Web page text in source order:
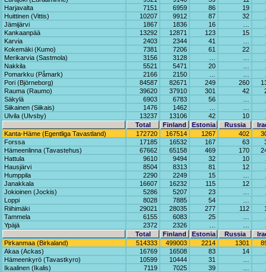
Harjavalta
7151 6959 86 19
Huittinen (Vittis)
10207 9912 87 32
Jämijärvi
1867 1836 16
Kankaanpää
13292 12871 123 15
Karvia
2403 2344 41
Kokemäki (Kumo)
7381 7206 61 22
Merikarvia (Sastmola)
3156 3128
Nakkila
5521 5471 20
Pomarkku (Påmark)
2166 2150
Pori (Björneborg)
84587 82671 249 260
Rauma (Raumo)
39620 37910 301 42
Säkylä
6903 6783 56
Siikainen (Siikais)
1476 1462
Ulvila (Ulvsby)
13237 13106 42 10
Total
Finland Estonia Russia
Kanta-Häme (Egentliga Tavastland)
172720 167514 1267 402
Forssa
17185 16532 167 63
Hämeenlinna (Tavastehus)
67662 65158 469 170
Hattula
9610 9494 32 10
Hausjärvi
8504 8313 81 12
Humppila
2290 2249 15
Janakkala
16607 16232 115 12
Jokioinen (Jockis)
5286 5207 23
Loppi
8028 7885 54
Riihimäki
29021 28035 277 112
Tammela
6155 6083 25
Ypäjä
2372 2326
Total
Finland Estonia Russia
Pirkanmaa (Birkaland)
514333 499003 2214 1301
Akaa (Ackas)
16769 16508 83 14
Hämeenkyrö (Tavastkyro)
10599 10444 31
Ikaalinen (Ikalis)
7119 7025 39